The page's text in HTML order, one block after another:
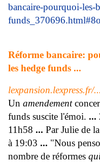
bancaire-pourquoi-les-
Réforme bancaire:
les hedge funds ...
lexpansion.lexpress.fr/
Un amendement
funds suscite l'émoi. ...
11h58 ... Par Julie de
à 19:03 ... "Nous
nombre de réformes